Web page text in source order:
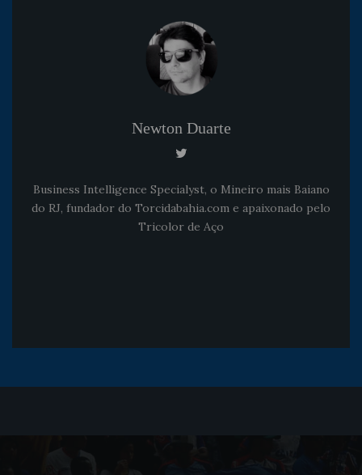
Newton Duarte
Business Intelligence Specialyst, o Mineiro mais Baiano
do RJ, fundador do Torcidabahia.com e apaixonado pelo
Tricolor de Aço